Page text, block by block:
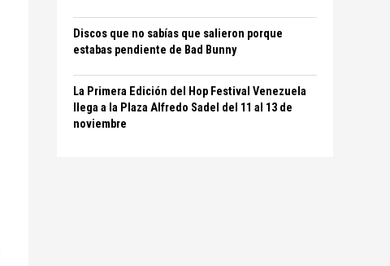
Discos que no sabías que salieron porque
estabas pendiente de Bad Bunny
La Primera Edición del Hop Festival Venezuela
llega a la Plaza Alfredo Sadel del 11 al 13 de
noviembre